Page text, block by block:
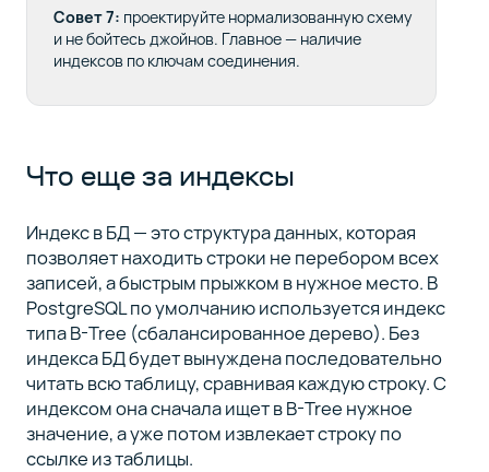
Совет 7: проектируйте нормализованную схему
и не бойтесь джойнов. Главное — наличие
индексов по ключам соединения.
Что еще за индексы
Индекс в БД — это структура данных, которая
позволяет находить строки не перебором всех
записей, а быстрым прыжком в нужное место. В
PostgreSQL по умолчанию используется индекс
типа B-Tree (сбалансированное дерево). Без
индекса БД будет вынуждена последовательно
читать всю таблицу, сравнивая каждую строку. С
индексом она сначала ищет в B-Tree нужное
значение, а уже потом извлекает строку по
ссылке из таблицы.